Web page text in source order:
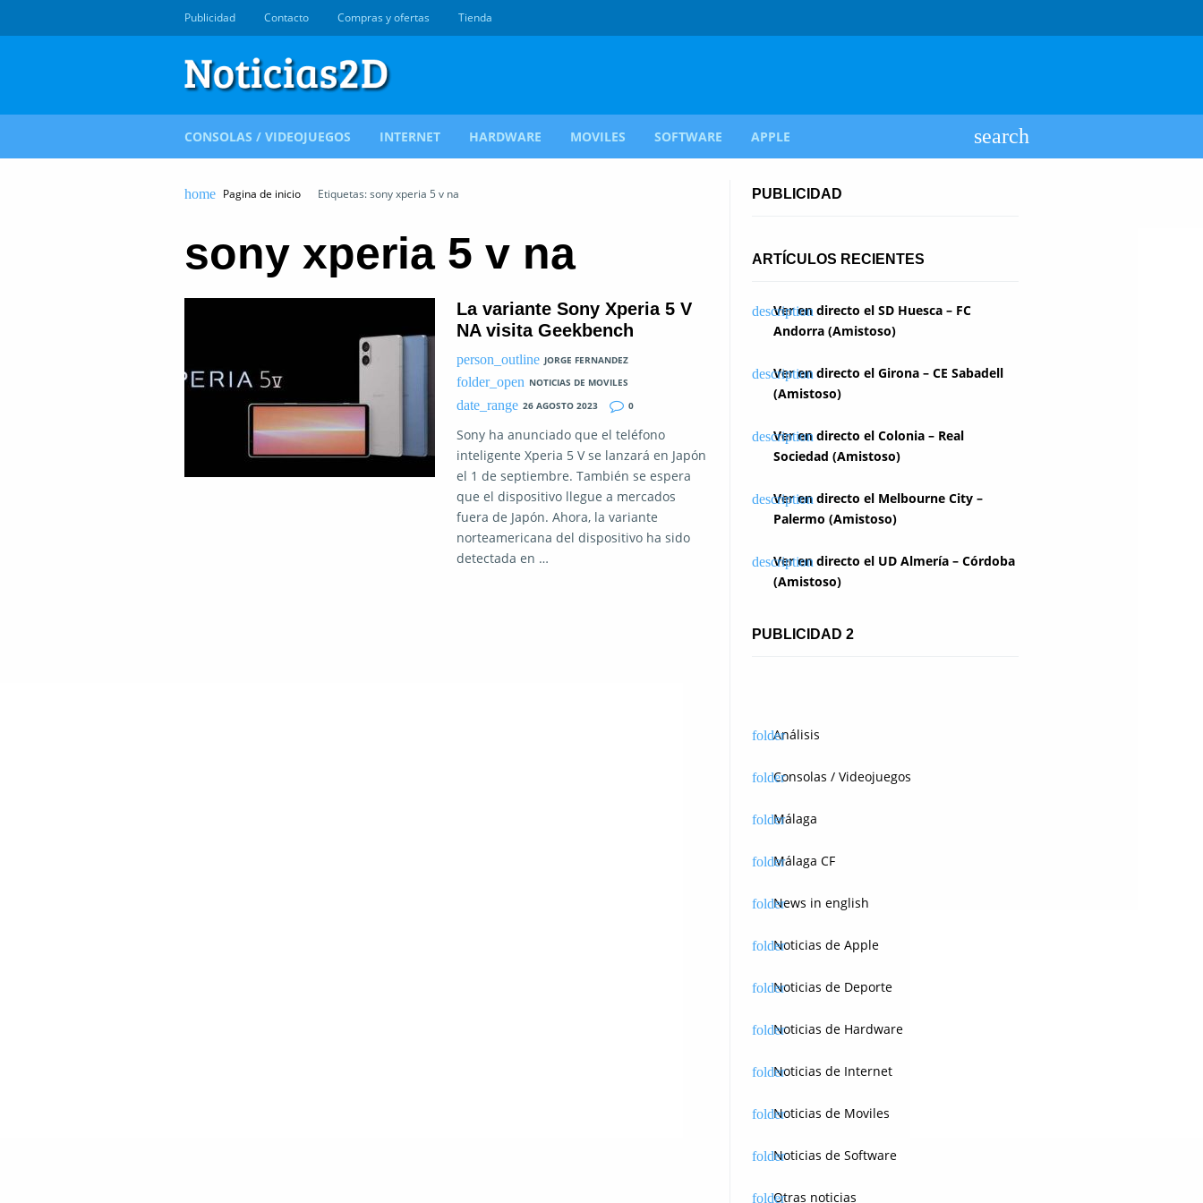
Publicidad Contacto Compras y ofertas Tienda
CONSOLAS / VIDEOJUEGOS INTERNET HARDWARE MOVILES SOFTWARE APPLE
Pagina de inicio Etiquetas: sony xperia 5 v na
sony xperia 5 v na
La variante Sony Xperia 5 V
NA visita Geekbench
JORGE FERNANDEZ
NOTICIAS DE MOVILES
26 AGOSTO 2023
0
Sony ha anunciado que el teléfono
inteligente Xperia 5 V se lanzará en Japón
el 1 de septiembre. También se espera
que el dispositivo llegue a mercados
fuera de Japón. Ahora, la variante
norteamericana del dispositivo ha sido
detectada en …
PUBLICIDAD
ARTÍCULOS RECIENTES
Ver en directo el SD Huesca – FC
Andorra (Amistoso)
Ver en directo el Girona – CE Sabadell
(Amistoso)
Ver en directo el Colonia – Real
Sociedad (Amistoso)
Ver en directo el Melbourne City –
Palermo (Amistoso)
Ver en directo el UD Almería – Córdoba
(Amistoso)
PUBLICIDAD 2
Análisis
Consolas / Videojuegos
Málaga
Málaga CF
News in english
Noticias de Apple
Noticias de Deporte
Noticias de Hardware
Noticias de Internet
Noticias de Moviles
Noticias de Software
Otras noticias